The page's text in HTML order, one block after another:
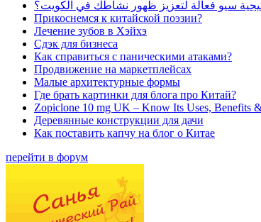
سيو فعالة لتعزيز ظهور نشاطك في الكويت؟
Прикоснемся к китайской поэзии?
Лечение зубов в Хэйхэ
Сдэк для бизнеса
Как справиться с паническими атаками?
Продвижение на маркетплейсах
Малые архитектурные формы
Где брать картинки для блога про Китай?
Zopiclone 10 mg UK – Know Its Uses, Benefits
Деревянные конструкции для дачи
Как поставить капчу на блог о Китае
перейти в форум